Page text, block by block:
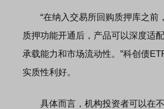
“在纳入交易所回购质押库之前，
质押功能开通后，产品可以深度适配
承载能力和市场流动性。”科创债
实质性利好。
具体而言，机构投资者可以在不